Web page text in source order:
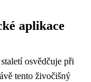
aplikace
osvědčuje při
tento živočišný